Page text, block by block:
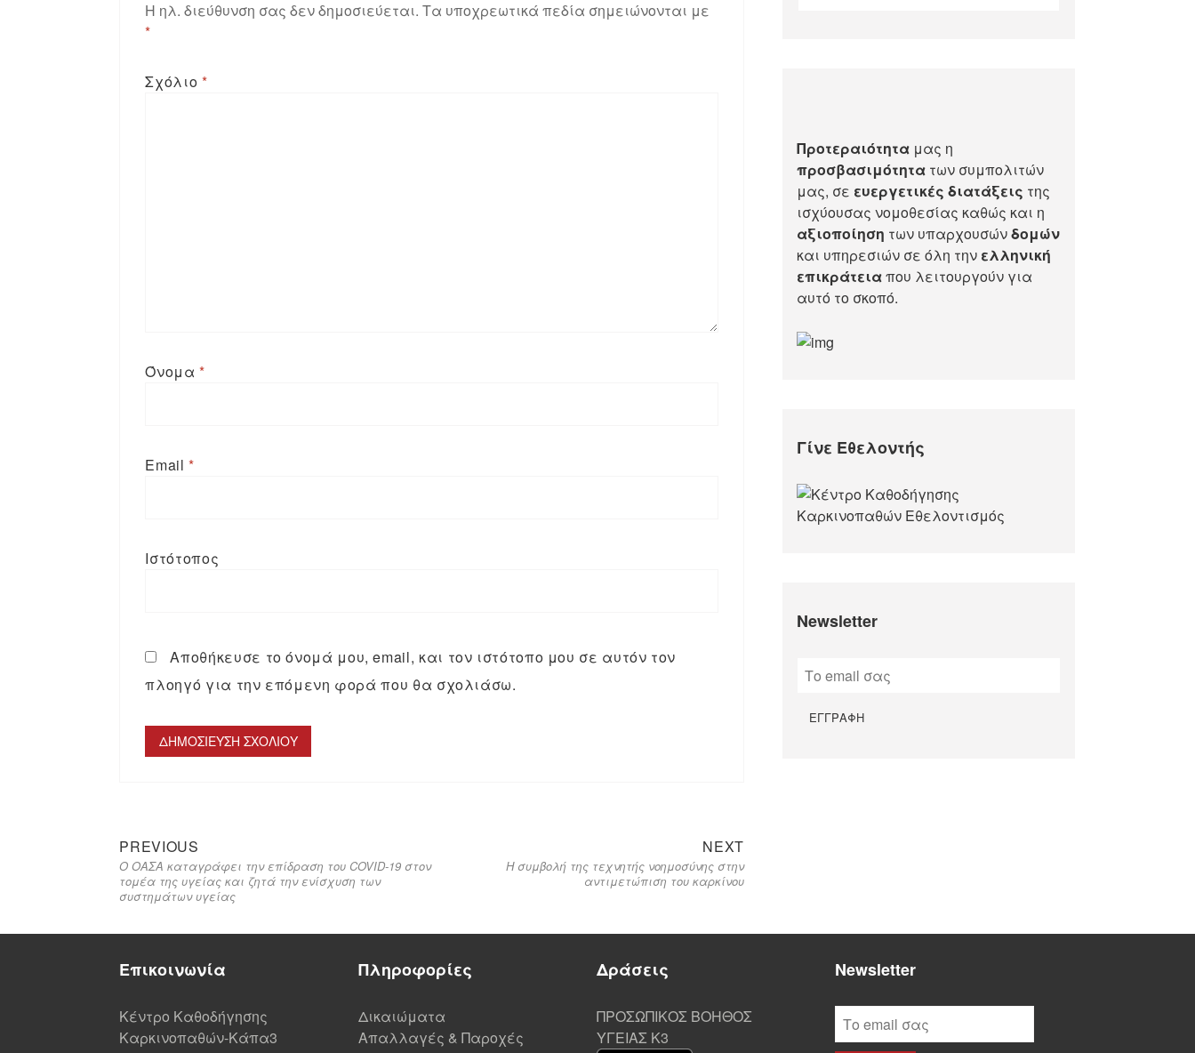
Η ηλ. διεύθυνση σας δεν δημοσιεύεται. Τα υποχρεωτικά πεδία σημειώνονται με
*
Σχόλιο *
Όνομα*
Email*
Ιστότοπος
Αποθήκευσε το όνομά μου, email, και τον ιστότοπο μου σε αυτόν τον
πλοηγό για την επόμενη φορά που θα σχολιάσω.
PREVIOUS
Ο ΟΑΣΑ καταγράφει την επίδραση του COVID-19 στον
τομέα της υγείας και ζητά την ενίσχυση των
συστημάτων υγείας
NEXT
Η συμβολή της τεχνητής νοημοσύνης στην
αντιμετώπιση του καρκίνου
Προτεραιότητα μας η
προσβασιμότητα των συμπολιτών
μας, σε ευεργετικές διατάξεις της
ισχύουσας νομοθεσίας καθώς και η
αξιοποίηση των υπαρχουσώνδομών
και υπηρεσιών σε όλη την ελληνική
επικράτειαπου λειτουργούν για
αυτό το σκοπό.​
Γίνε Εθελοντής
Newsletter
Επικοινωνία
Κέντρο Καθοδήγησης
Καρκινοπαθών-Κάπα3
Πληροφορίες
Δικαιώματα
Απαλλαγές & Παροχές
Δράσεις
ΠΡΟΣΩΠΙΚΟΣ ΒΟΗΘΟΣ
ΥΓΕΙΑΣ K3
Newsletter